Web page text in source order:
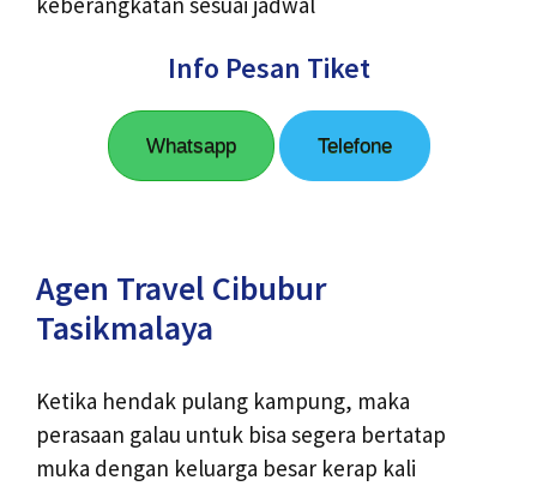
Info Pesan Tiket
Whatsapp Telefone
Agen Travel Cibubur
Tasikmalaya
Ketika hendak pulang kampung, maka
perasaan galau untuk bisa segera bertatap
muka dengan keluarga besar kerap kali